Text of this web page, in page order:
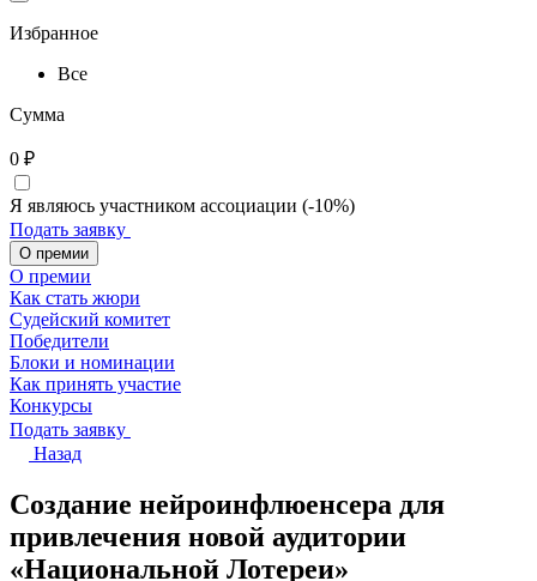
Избранное
Все
Сумма
0 ₽
Я являюсь участником ассоциации (-10%)
Подать заявку
О премии
О премии
Как стать жюри
Судейский комитет
Победители
Блоки и номинации
Как принять участие
Конкурсы
Подать заявку
Назад
Создание нейроинфлюенсера для
привлечения новой аудитории
«Национальной Лотереи»